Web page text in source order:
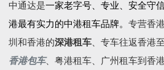
中通达是一家老字号、专业、安全守
港最有实力的中港租车品牌。 专营香
圳和香港的深港租车、专车往返香港
香港包车、 粤港租车、广州租车到香港